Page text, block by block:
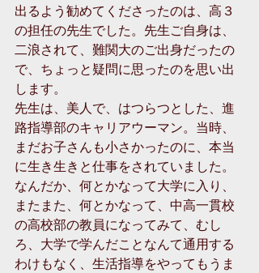
出るよう勧めてくださったのは、高３
の担任の先生でした。先生ご自身は、
二浪されて、難関大のご出身だったの
で、ちょっと疑問に思ったのを思い出
します。
先生は、美人で、はつらつとした、進
路指導部のキャリアウーマン。当時、
まだお子さんも小さかったのに、本当
に生き生きと仕事をされていました。
なんだか、何とかなって大学に入り、
またまた、何とかなって、中高一貫校
の高校部の教員になってみて、むし
ろ、大学で学んだことなんて通用する
わけもなく、生活指導をやってもうま